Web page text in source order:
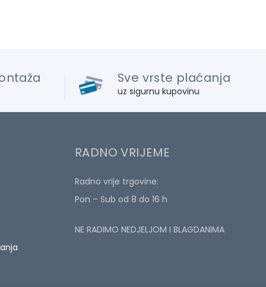
Sve vrste plaćanja
uz sigurnu kupovinu
RADNO VRIJEME
Radno vrije trgovine:
Pon – Sub od 8 do 16 h
NE RADIMO NEDJELJOM I BLAGDANIMA